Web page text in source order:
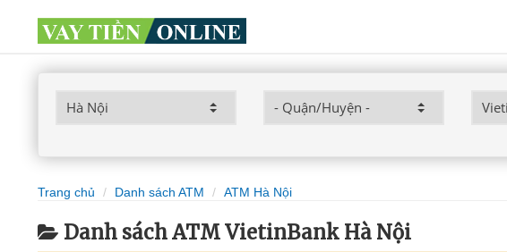
Trang chủ Danh sách ATM ATM Hà Nội
Danh sách ATM VietinBank Hà Nội